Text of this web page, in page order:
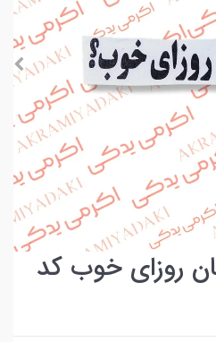
روزای خوب کد